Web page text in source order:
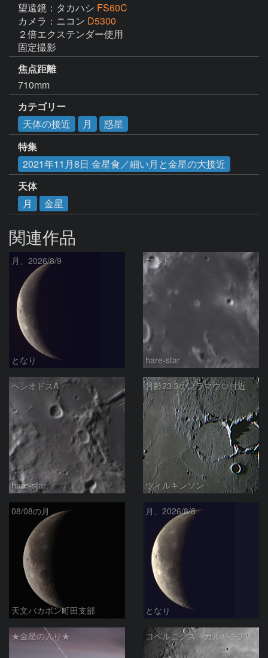
望遠鏡：タカハシ FS60C
カメラ：ニコン D5300
２倍エクステンダー使用
焦点距離
710mm
カテゴリー
天体の接近
月
惑星
特集
2021年11月8日 金星食／細い月と金星の大接近
天体
月
金星
関連作品
月、2026/8/9
となり
マルト
hare-star
ヘシオドスA
hare-star
月齢23.3のフラマウロ付近
ウィルキンソン
08/08の月
天文バカボン町田支部
月、2026/8/8
となり
★金星の入り★ コペルニクス、カルパチア山脈付近